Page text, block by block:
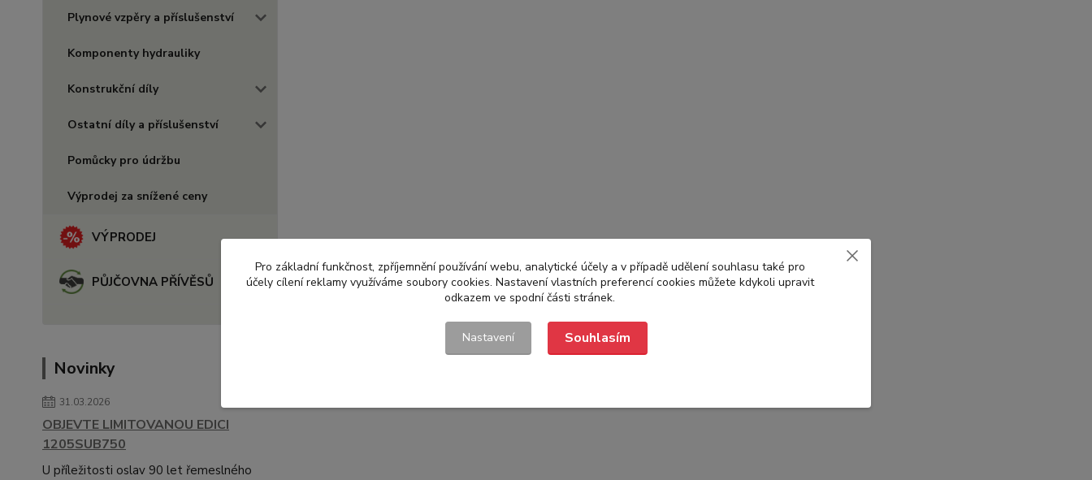
Plynové vzpěry a příslušenství
Komponenty hydrauliky
Konstrukční díly
Ostatní díly a příslušenství
Pomůcky pro údržbu
Výprodej za snížené ceny
VÝPRODEJ
PŮJČOVNA PŘÍVĚSŮ
Novinky
31.03.2026
OBJEVTE LIMITOVANOU EDICI
1205SUB750
U příležitosti oslav 90 let řemeslného
Pro základní funkčnost, zpříjemnění používání webu, analytické účely a v případě udělení souhlasu také pro
účely cílení reklamy využíváme soubory cookies. Nastavení vlastních preferencí cookies můžete kdykoli upravit
odkazem ve spodní části stránek.
Nastavení Souhlasím